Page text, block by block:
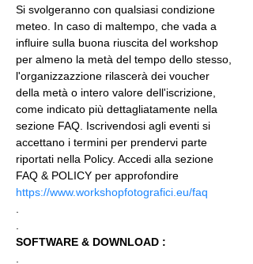
Si svolgeranno con qualsiasi condizione
meteo. In caso di maltempo, che vada a
influire sulla buona riuscita del workshop
per almeno la metà del tempo dello stesso,
l'organizzazzione rilascerà dei voucher
della metà o intero valore dell'iscrizione,
come indicato più dettagliatamente nella
sezione FAQ. Iscrivendosi agli eventi si
accettano i termini per prendervi parte
riportati nella Policy. Accedi alla sezione
FAQ & POLICY per approfondire
https://www.workshopfotografici.eu/faq
SOFTWARE & DOWNLOAD :